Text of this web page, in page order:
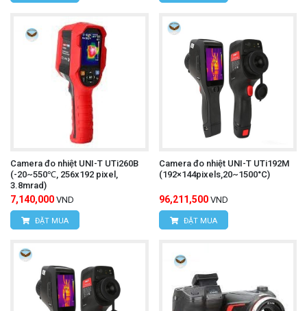
Camera đo nhiệt UNI-T UTi260B
(-20~550℃, 256x192 pixel,
3.8mrad)
7,140,000 VND
ĐẶT MUA
Camera đo nhiệt UNI-T UTi192M
(192×144pixels,20~1500°C)
96,211,500 VND
ĐẶT MUA